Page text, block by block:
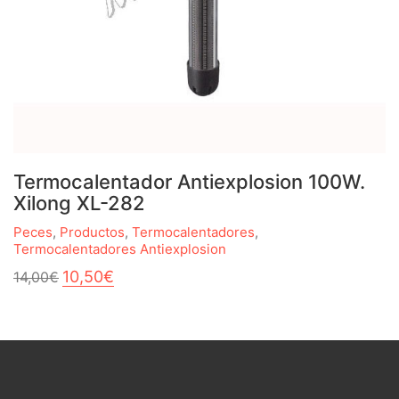
Termocalentador Antiexplosion 100W.
Xilong XL-282
Peces, Productos, Termocalentadores,
Termocalentadores Antiexplosion
14,00€ El
precio
14,00€.
10,50€
precio
10,50€.